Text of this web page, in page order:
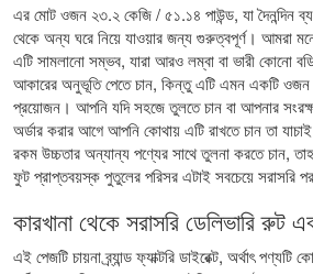
এর মোট ওজন ২৩.২ কেজি / ৫১.১৪ পাউন্ড, যা দৈনন্দিন
থেকে অন্য ঘরে নিয়ে যাওয়ার জন্য গুরুত্বপূর্ণ। আমরা
এটি সামলানো সম্ভব, যারা আরও লম্বা বা ভারী কোনো
আকারের অনুভূতি পেতে চান, কিন্তু এটি এমন একটি ওজন
প্রয়োজন। আপনি যদি সহজে তুলতে চান বা আপনার
অর্ডার করার আগে আপনি কোথায় এটি রাখতে চান তা
রকম উচ্চতার অন্যান্য পণ্যের সাথে তুলনা করতে চান,
ফুট প্রাপ্তবয়স্ক পুতুলের পরিসরএটাই সবচেয়ে সরাসরি
কারখানা থেকে সরাসরি ডেলিভারি রুট
এই পেজটি চায়না ব্র্যান্ড ফ্যাক্টরি ডাইরেক্ট, অর্থাৎ